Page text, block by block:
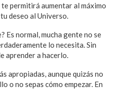
te permitirá aumentar al máximo
deseo al Universo.
Es normal, mucha gente no se
lo necesita. Sin
aprender a hacerlo.
apropiadas, aunque quizás no
o no sepas cómo empezar. En